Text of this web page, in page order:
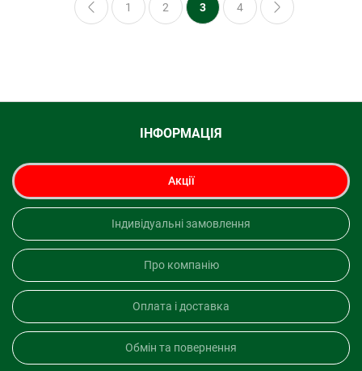
1 2 3 4
ІНФОРМАЦІЯ
Акції
Індивідуальні замовлення
Про компанію
Оплата і доставка
Обмін та повернення